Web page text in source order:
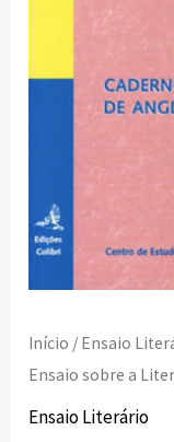
Início / Ensaio
Ensaio sobre a
Ensaio Literário
Literatura
a
Estados
Unidos